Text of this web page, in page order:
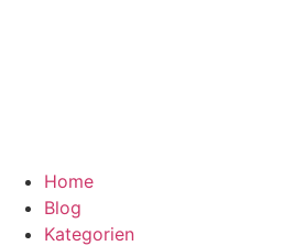
Home
Blog
Kategorien